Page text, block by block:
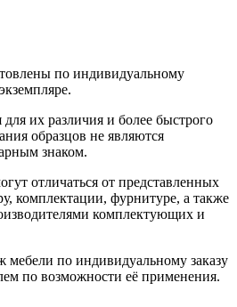
по индивидуальному
их различия и более быстрого
образцов не являются
знаком.
отличаться от представленных
комплектации, фурнитуре, а также
комплектующих и
по индивидуальному заказу
по возможности её применения.